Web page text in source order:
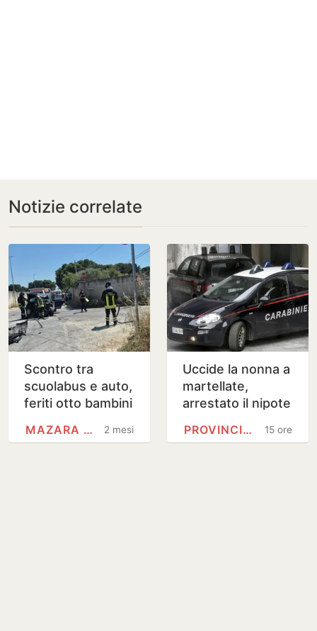
Notizie correlate
Scontro tra
scuolabus e auto,
feriti otto bambini
2 mesi
MAZARA DEL VALLO
Uccide la nonna a
martellate,
arrestato il nipote
15 ore
PROVINCIA DI CHIETI